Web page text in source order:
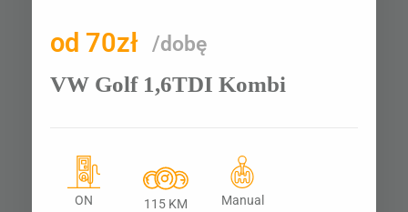
od 70zł /dobę
VW Golf 1,6TDI Kombi
ON 115 KM Manual